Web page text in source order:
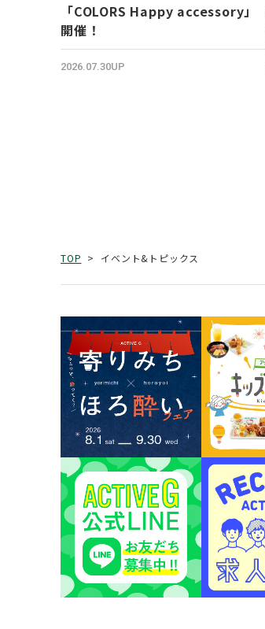
「COLORS Happy accessory」
開催！
2026.07.30UP
TOP イベント&トピックス